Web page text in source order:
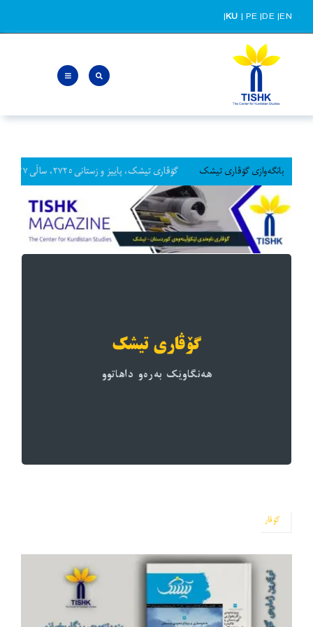
Skip
to
content
KU |PE|DE|EN
|
بانگەوازی گۆڤاری تیشکگۆڤاری تیشک، پاییز و زستانی ٢٧٢٥، ساڵی ٢٧، ژماره ٧٣
گۆڤاری تیشک
هەنگاوێک بەرەو داهاتوو
هەنگاوی داهاتوو، نوێنەرایەتیی ناوەندەکە دەکات.
ئامانجی ئەم گۆڤارە وەک سەکۆیەکی لێکۆڵینەوەی
ئاکادێمی و وێژمانی فیکری، ئەوەیە کە یارمەتیی
گۆڤار